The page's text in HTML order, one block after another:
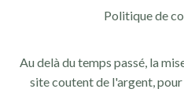
Politique de
Au delà du temps passé, la
site coutent de l'argent,